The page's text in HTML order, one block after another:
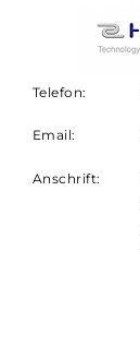
Telefon:
Email:
Anschrift: